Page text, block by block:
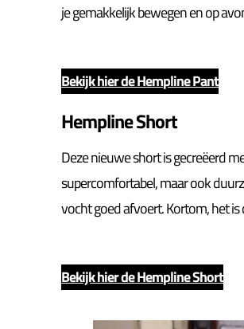
je gemakkelijk bewegen en op
Bekijk hier de Hempline Pant
Hempline Short
Deze nieuwe short is gecreëerd
supercomfortabel, maar ook
vocht goed afvoert. Kortom, het
Bekijk hier de Hempline Short